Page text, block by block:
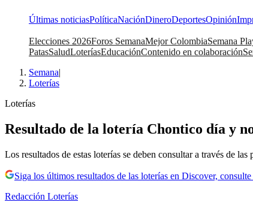
Últimas noticiasPolíticaNaciónDineroDeportesOpinión
Elecciones 2026Foros SemanaMejor ColombiaSemana
PatasSaludLoteríasEducaciónContenido en colaboración
Semana|
Loterías
Loterías
Resultado de la lotería Chontico día y
Los resultados de estas loterías se deben consultar a través de las
Siga los últimos resultados de las loterías en Discover,
Redacción Loterías